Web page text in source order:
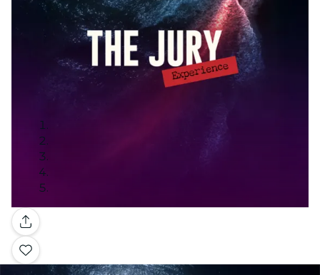
Galería